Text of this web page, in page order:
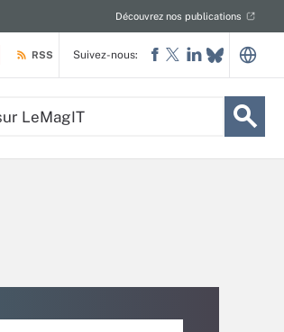
Découvrez nos publications
RSS Suivez-nous: